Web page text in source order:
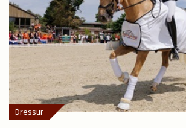
Dressur